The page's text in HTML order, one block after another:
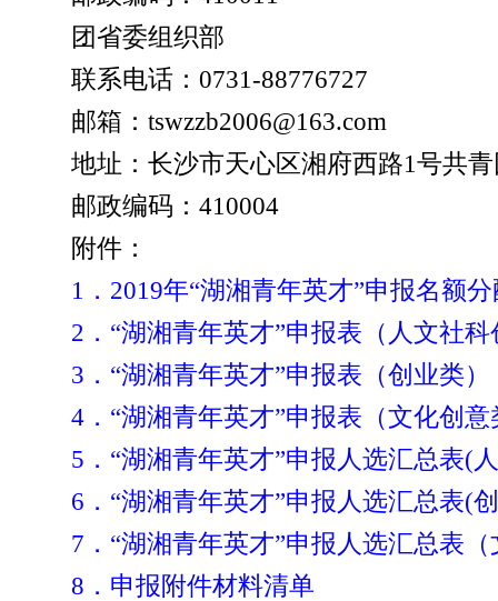
团省委组织部
联系电话：0731-88776727
邮箱：tswzzb2006@163.com
地址：长沙市天心区湘府西路1号共
邮政编码：410004
附件：
1．2019年“湖湘青年英才”申报名额
2．“湖湘青年英才”申报表（人文社
3．“湖湘青年英才”申报表（创业类）
4．“湖湘青年英才”申报表（文化创意
5．“湖湘青年英才”申报人选汇总表(
6．“湖湘青年英才”申报人选汇总表(
7．“湖湘青年英才”申报人选汇总表
8．申报附件材料清单